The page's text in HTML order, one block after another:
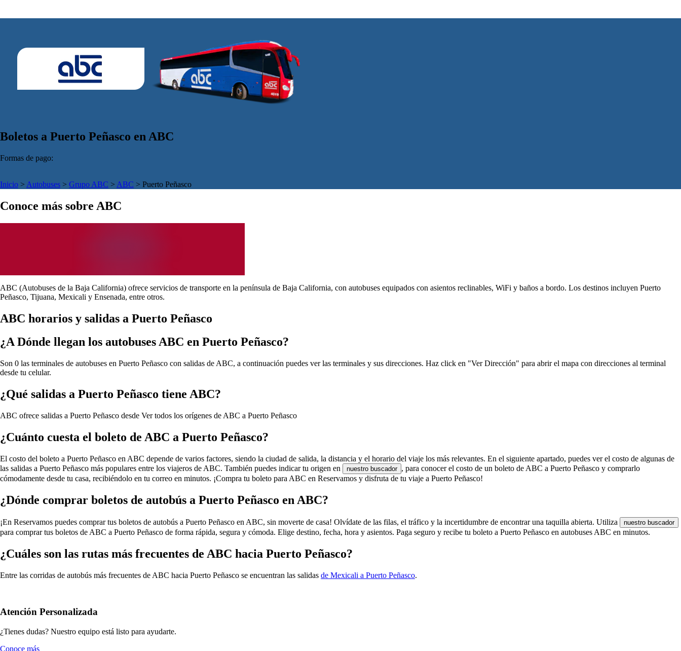
Boletos a Puerto Peñasco en ABC
Formas de pago:
Inicio > Autobuses > Grupo ABC > ABC > Puerto Peñasco
Conoce más sobre ABC
ABC (Autobuses de la Baja California) ofrece servicios de transporte en la península de Baja California, con autobuses equipados con asientos reclinables, WiFi y baños a bordo. Los destinos incluyen Puerto
Peñasco, Tijuana, Mexicali y Ensenada, entre otros.
ABC horarios y salidas a Puerto Peñasco
¿A Dónde llegan los autobuses ABC en Puerto Peñasco?
Son 0 las terminales de autobuses en Puerto Peñasco con salidas de ABC, a continuación puedes ver las terminales y sus direcciones. Haz click en "Ver Dirección" para abrir el mapa con direcciones al terminal
desde tu celular.
¿Qué salidas a Puerto Peñasco tiene ABC?
ABC ofrece salidas a Puerto Peñasco desde Ver todos los orígenes de ABC a Puerto Peñasco
¿Cuánto cuesta el boleto de ABC a Puerto Peñasco?
El costo del boleto a Puerto Peñasco en ABC depende de varios factores, siendo la ciudad de salida, la distancia y el horario del viaje los más relevantes. En el siguiente apartado, puedes ver el costo de algunas de
las salidas a Puerto Peñasco más populares entre los viajeros de ABC. También puedes indicar tu origen en
nuestro buscador , para conocer el costo de un boleto de ABC a Puerto Peñasco y comprarlo
cómodamente desde tu casa, recibiéndolo en tu correo en minutos. ¡Compra tu boleto para ABC en Reservamos y disfruta de tu viaje a Puerto Peñasco!
¿Dónde comprar boletos de autobús a Puerto Peñasco en ABC?
¡En Reservamos puedes comprar tus boletos de autobús a Puerto Peñasco en ABC, sin moverte de casa! Olvídate de las filas, el tráfico y la incertidumbre de encontrar una taquilla abierta. Utiliza nuestro buscador
para comprar tus boletos de ABC a Puerto Peñasco de forma rápida, segura y cómoda. Elige destino, fecha, hora y asientos. Paga seguro y recibe tu boleto a Puerto Peñasco en autobuses ABC en minutos.
¿Cuáles son las rutas más frecuentes de ABC hacia Puerto Peñasco?
Entre las corridas de autobús más frecuentes de ABC hacia Puerto Peñasco se encuentran las salidas de Mexicali a Puerto Peñasco.
Atención Personalizada
¿Tienes dudas? Nuestro equipo está listo para ayudarte.
Conoce más